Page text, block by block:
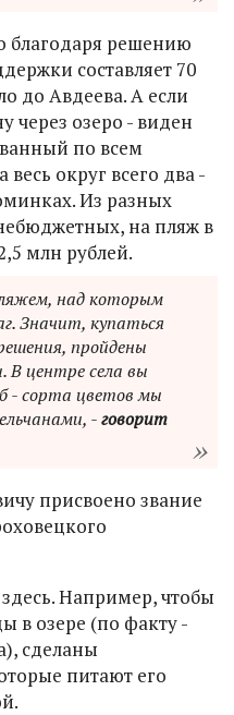
благодаря решению
составляет 70
до Авдеева. А если
через озеро - виден
по всем
округ всего два -
Из разных
на пляж в
млн рублей.
над которым
Значит, купаться
пройдены
В центре села вы
- сорта цветов мы
-говорит
присвоено звание
Например, чтобы
в озере (по факту -
сделаны
питают его